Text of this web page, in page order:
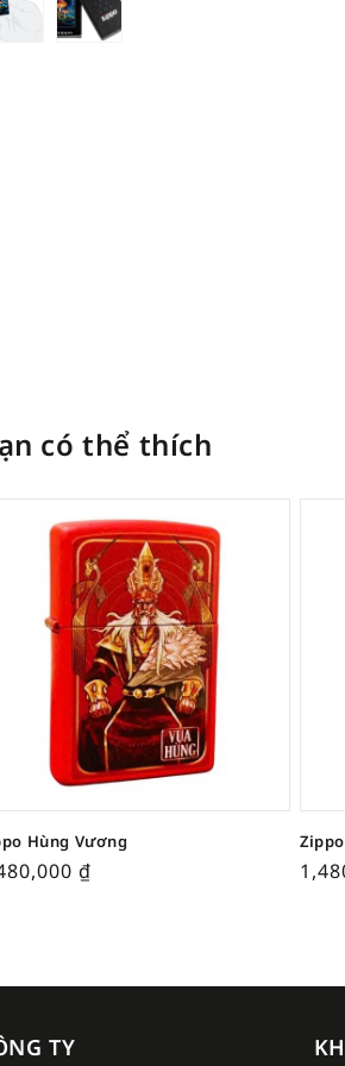
có thể thích
Hùng Vương
₫
TY